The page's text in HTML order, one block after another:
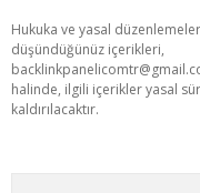
Hukuka ve yasal
düşündüğünüz içerikleri,
halinde, ilgili içerikler yasal
kaldırılacaktır.